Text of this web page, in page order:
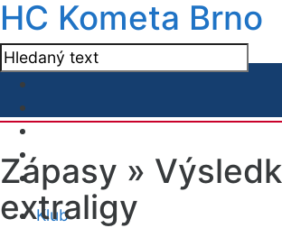
HC Kometa Brno
Klub
Zápasy »
extraligy